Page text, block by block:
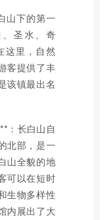
山下的第一
圣水、奇
这里，自然
客提供了丰
该镇最出名
：长白山自
北部，是一
山全貌的地
可以在短时
生物多样性
内展出了大